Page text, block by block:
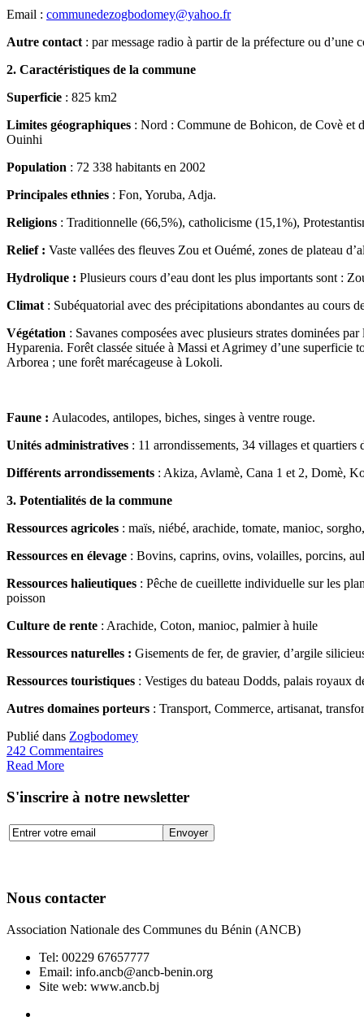
Email : communedezogbodomey@yahoo.fr
Autre contact : par message radio à partir de la préfecture ou d’une
2. Caractéristiques de la commune
Superficie : 825 km2
Limites géographiques : Nord : Commune de Bohicon, de Covè et
Ouinhi
Population : 72 338 habitants en 2002
Principales ethnies : Fon, Yoruba, Adja.
Religions : Traditionnelle (66,5%), catholicisme (15,1%),
Relief: Vaste vallées des fleuves Zou et Ouémé, zones de plateau
Hydrolique : Plusieurs cours d’eau dont les plus importants sont :
Climat : Subéquatorial avec des précipitations abondantes au cours
Végétation : Savanes composées avec plusieurs strates dominées
Hyparenia. Forêt classée située à Massi et Agrimey d’une
Arborea ; une forêt marécageuse à Lokoli.
Faune : Aulacodes, antilopes, biches, singes à ventre rouge.
Unités administratives : 11 arrondissements, 34 villages et quartiers
Différents arrondissements : Akiza, Avlamè, Cana 1 et 2, Domè,
3. Potentialités de la commune
Ressources agricoles : maïs, niébé, arachide, tomate, manioc,
Ressources en élevage : Bovins, caprins, ovins, volailles, porcins,
Ressources halieutiques : Pêche de cueillette individuelle sur les
poisson
Culture de rente : Arachide, Coton, manioc, palmier à huile
Ressources naturelles : Gisements de fer, de gravier, d’argile
Ressources touristiques : Vestiges du bateau Dodds, palais royaux
Autres domaines porteurs : Transport, Commerce, artisanat,
Publié dans Zogbodomey
242 Commentaires
Read More
S'inscrire à notre newsletter
Nous contacter
Association Nationale des Communes du Bénin (ANCB)
Tel: 00229 67657777
Email: info.ancb@ancb-benin.org
Site web: www.ancb.bj